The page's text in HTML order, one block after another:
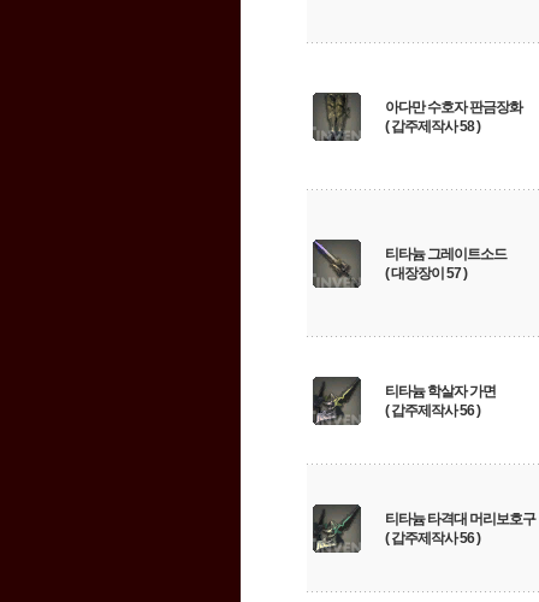
아다만 수호자 판금장화
( 갑주제작사 58 )
티타늄 그레이트소드
( 대장장이 57 )
티타늄 학살자 가면
( 갑주제작사 56 )
티타늄 타격대 머리보호구
( 갑주제작사 56 )